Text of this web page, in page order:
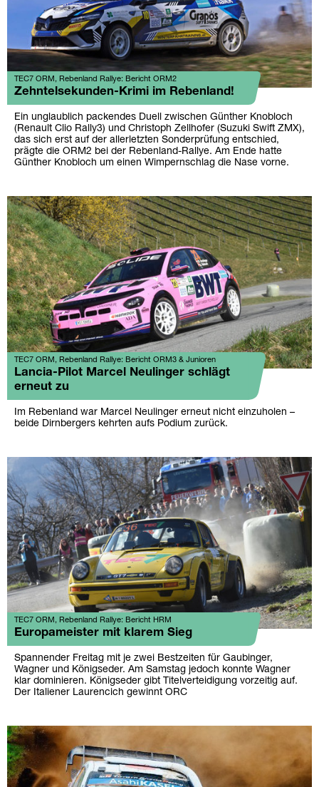
TEC7 ORM, Rebenland Rallye: Bericht ORM2
Zehntelsekunden-Krimi im Rebenland!
Ein unglaublich packendes Duell zwischen Günther Knobloch
(Renault Clio Rally3) und Christoph Zellhofer (Suzuki Swift ZMX),
das sich erst auf der allerletzten Sonderprüfung entschied,
prägte die ORM2 bei der Rebenland-Rallye. Am Ende hatte
Günther Knobloch um einen Wimpernschlag die Nase vorne.
TEC7 ORM, Rebenland Rallye: Bericht ORM3 & Junioren
Lancia-Pilot Marcel Neulinger schlägt
erneut zu
Im Rebenland war Marcel Neulinger erneut nicht einzuholen –
beide Dirnbergers kehrten aufs Podium zurück.
TEC7 ORM, Rebenland Rallye: Bericht HRM
Europameister mit klarem Sieg
Spannender Freitag mit je zwei Bestzeiten für Gaubinger,
Wagner und Königseder. Am Samstag jedoch konnte Wagner
klar dominieren. Königseder gibt Titelverteidigung vorzeitig auf.
Der Italiener Laurencich gewinnt ORC